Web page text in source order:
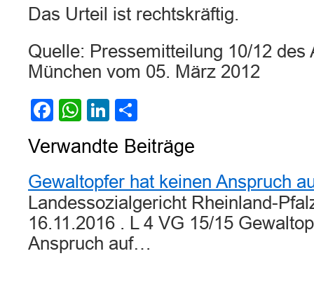
Das Urteil ist rechtskräftig.
Quelle: Pressemitteilung 10/12 des
München vom 05. März 2012
Facebook
WhatsApp
LinkedIn
Verwandte Beiträge
Gewaltopfer hat keinen Anspruch
Landessozialgericht Rheinland-
16.11.2016 . L 4 VG 15/15
Anspruch auf…